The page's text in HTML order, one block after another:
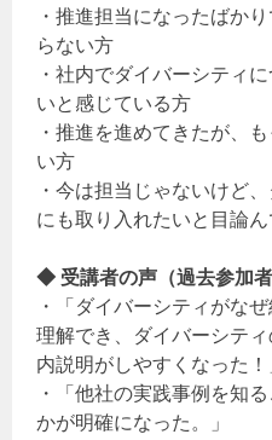
・推進担当になったばか
らない方
・社内でダイバーシティ
いと感じている方
・推進を進めてきたが、
い方
・今は担当じゃないけど
にも取り入れたいと目論ん
◆ 受講者の声（過去参加
・「ダイバーシティがな
理解でき、ダイバーシテ
内説明がしやすくなった！
・「他社の実践事例を知
かが明確になった。」